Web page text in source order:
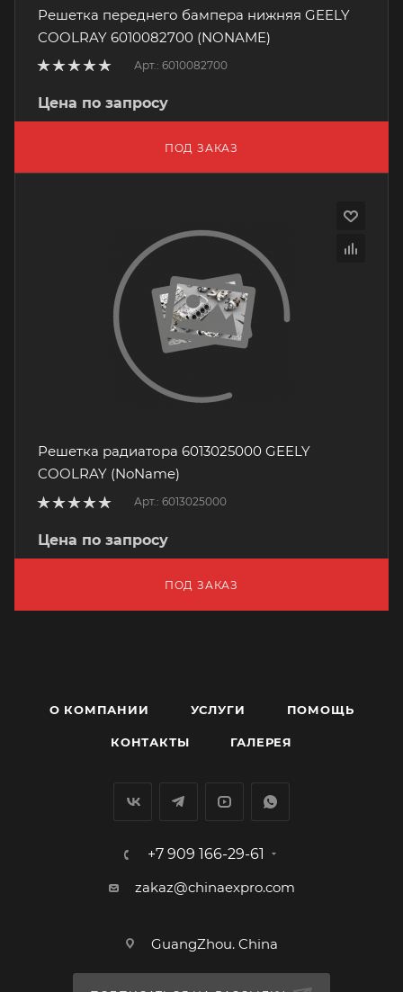
Решетка переднего бампера нижняя GEELY
COOLRAY 6010082700 (NONAME)
Арт.: 6010082700
Цена по запросу
ПОД ЗАКАЗ
Решетка радиатора 6013025000 GEELY
COOLRAY (NoName)
Арт.: 6013025000
Цена по запросу
ПОД ЗАКАЗ
О КОМПАНИИ УСЛУГИ ПОМОЩЬ
КОНТАКТЫ ГАЛЕРЕЯ
+7 909 166-29-61
zakaz@chinaexpro.com
GuangZhou. China